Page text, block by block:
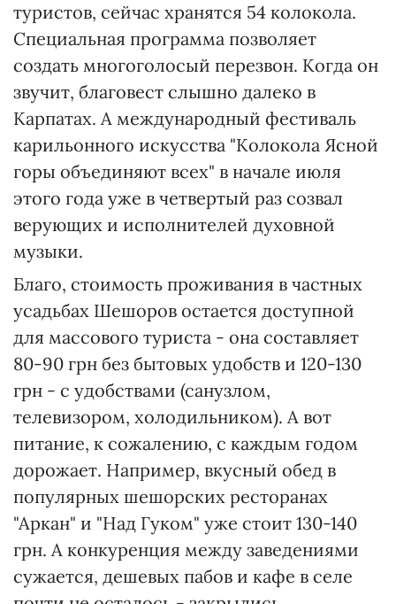
туристов, сейчас хранятся 54 колокола.
Специальная программа позволяет
создать многоголосый перезвон. Когда он
звучит, благовест слышно далеко в
Карпатах. А международный фестиваль
карильонного искусства "Колокола Ясной
горы объединяют всех" в начале июля
этого года уже в четвертый раз созвал
верующих и исполнителей духовной
музыки.
Благо, стоимость проживания в частных
усадьбах Шешоров остается доступной
для массового туриста - она составляет
80-90 грн без бытовых удобств и 120-130
грн - с удобствами (санузлом,
телевизором, холодильником). А вот
питание, к сожалению, с каждым годом
дорожает. Например, вкусный обед в
популярных шешорских ресторанах
"Аркан" и "Над Гуком" уже стоит 130-140
грн. А конкуренция между заведениями
сужается, дешевых пабов и кафе в селе